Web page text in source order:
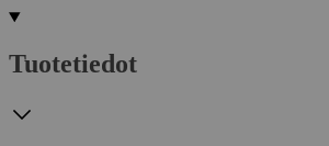
Tuotetiedot